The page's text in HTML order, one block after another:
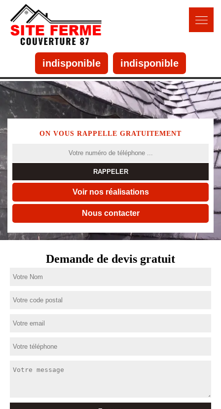
indisponible indisponible
ON VOUS RAPPELLE GRATUITEMENT
Voir nos réalisations
Nous contacter
Demande de devis gratuit